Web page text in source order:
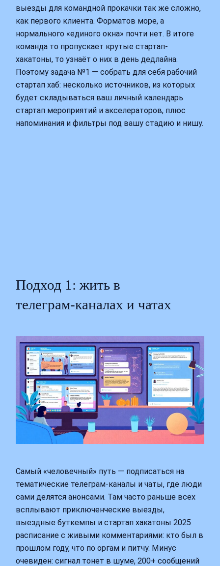
выезды для командной прокачки так же сложно,
как первого клиента. Форматов море, а
нормального «единого окна» почти нет. В итоге
команда то пропускает крутые стартап-
хакатоны, то узнаёт о них в день дедлайна.
Поэтому задача №1 — собрать для себя рабочий
стартап хаб: несколько источников, из которых
будет складываться ваш личный календарь
стартап мероприятий и акселераторов, плюс
напоминания и фильтры под вашу стадию и нишу.
Подход 1: жить в
телеграм‑каналах и чатах
Самый «человечный» путь — подписаться на
тематические телеграм‑каналы и чаты, где люди
сами делятся анонсами. Там часто раньше всех
всплывают приключенческие выезды,
выездные буткемпы и стартап хакатоны 2025
расписание с живыми комментариями: кто был в
прошлом году, что по оргам и питчу. Минус
очевиден: сигнал тонет в шуме, 200+ сообщений